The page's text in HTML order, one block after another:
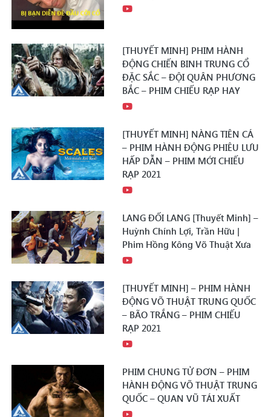
[THUYẾT MINH] PHIM HÀNH
ĐỘNG CHIẾN BINH TRUNG CỔ
ĐẶC SẮC – ĐỘI QUÂN PHƯƠNG
BẮC – PHIM CHIẾU RẠP HAY
[THUYẾT MINH] NÀNG TIÊN CÁ
– PHIM HÀNH ĐỘNG PHIÊU LƯU
HẤP DẪN – PHIM MỚI CHIẾU
RẠP 2021
LANG ĐỐI LANG [Thuyết Minh] –
Huỳnh Chính Lợi, Trần Hữu |
Phim Hồng Kông Võ Thuật Xưa
[THUYẾT MINH] – PHIM HÀNH
ĐỘNG VÕ THUẬT TRUNG QUỐC
– BÃO TRẮNG – PHIM CHIẾU
RẠP 2021
PHIM CHUNG TỬ ĐƠN – PHIM
HÀNH ĐỘNG VÕ THUẬT TRUNG
QUỐC – QUAN VŨ TÁI XUẤT